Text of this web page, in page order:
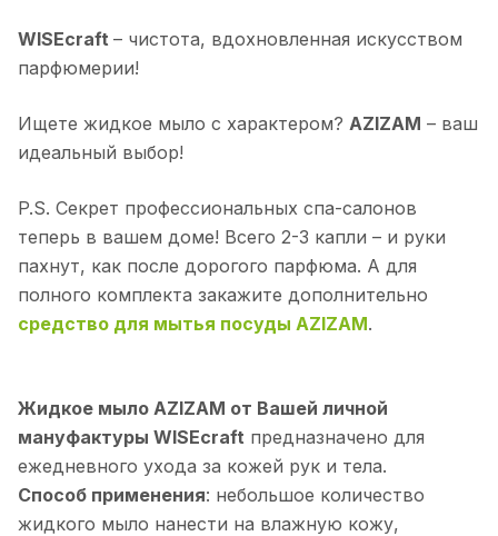
WISEcraft – чистота, вдохновленная искусством
парфюмерии!
Ищете жидкое мыло с характером? AZIZAM – ваш
идеальный выбор!
P.S. Секрет профессиональных спа-салонов
теперь в вашем доме! Всего 2-3 капли – и руки
пахнут, как после дорогого парфюма. А для
полного комплекта закажите дополнительно
средство для мытья посуды AZIZAM.
Жидкое мыло AZIZAM от Вашей личной
мануфактуры WISEcraft предназначено для
ежедневного ухода за кожей рук и тела.
Способ применения: небольшое количество
жидкого мыло нанести на влажную кожу,